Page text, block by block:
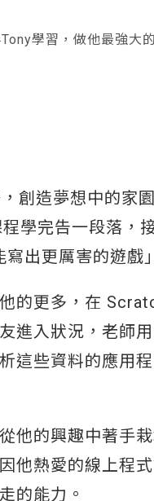
學習，做他最強大
創造夢想中的家
學完告一段落，
出更厲害的遊戲
的更多，在
進入狀況，老師
這些資料的應用
他的興趣中著手
他熱愛的線上程
的能力。